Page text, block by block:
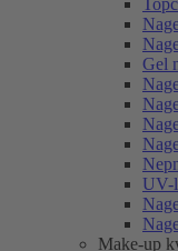
Gel
UV-
Make-up